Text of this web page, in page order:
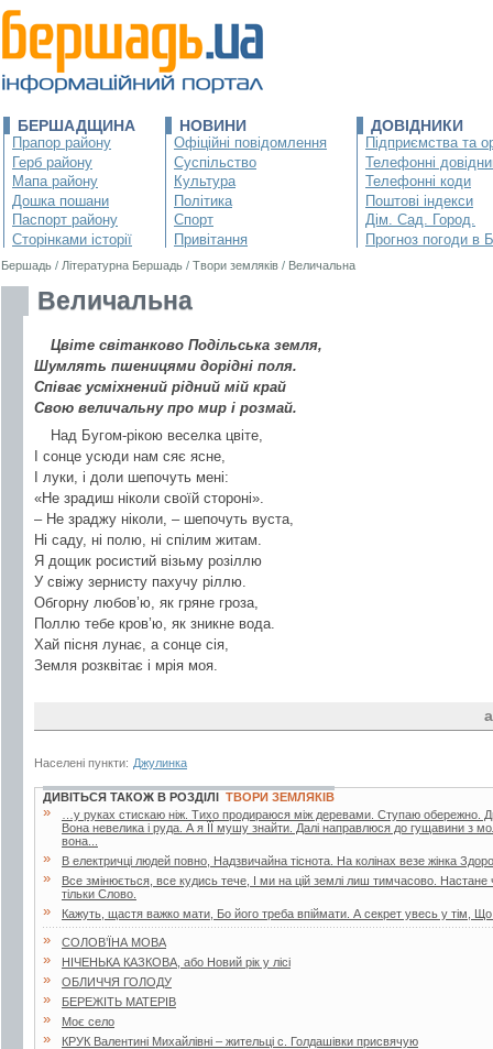
БЕРШАДЩИНА
Прапор району
Герб району
Мапа району
Дошка пошани
Паспорт району
Сторінками історії
НОВИНИ
Офіційні повідомлення
Суспільство
Культура
Політика
Спорт
Привітання
ДОВІДНИКИ
Підприємства та
Телефонні
Телефонні коди
Поштові індекси
Дім. Сад. Город.
Прогноз погоди в
Бершадь / Літературна Бершадь / Твори земляків / Величальна
Величальна
Цвіте світанково Подільська земля,
Шумлять пшеницями дорідні поля.
Співає усміхнений рідний мій край
Свою величальну про мир і розмай.
Над Бугом-рікою веселка цвіте,
І сонце усюди нам сяє ясне,
І луки, і доли шепочуть мені:
«Не зрадиш ніколи своїй стороні».
– Не зраджу ніколи, – шепочуть вуста,
Ні саду, ні полю, ні спілим житам.
Я дощик росистий візьму розіллю
У свіжу зернисту пахучу ріллю.
Обгорну любов’ю, як гряне гроза,
Поллю тебе кров’ю, як зникне вода.
Хай пісня лунає, а сонце сія,
Земля розквітає і мрія моя.
Населені пункти: Джулинка
ДИВІТЬСЯ ТАКОЖ В РОЗДІЛІ ТВОРИ ЗЕМЛЯКІВ
»
…у руках стискаю ніж. Тихо продираюся між деревами. Ступаю обережно.
Вона невелика і руда. А я ЇЇ мушу знайти. Далі направлюся до гущавини з
вона...
» В електричці людей повно, Надзвичайна тіснота. На колінах везе жінка
»
Все змінюється, все кудись тече, І ми на цій землі лиш тимчасово.
тільки Слово.
» Кажуть, щастя важко мати, Бо його треба впіймати. А секрет увесь у тім,
» СОЛОВ’ЇНА МОВА
» НІЧЕНЬКА КАЗКОВА, або Новий рік у лісі
» ОБЛИЧЧЯ ГОЛОДУ
» БЕРЕЖІТЬ МАТЕРІВ
» Моє село
» КРУК Валентині Михайлівні – жительці с. Голдашівки присвячую